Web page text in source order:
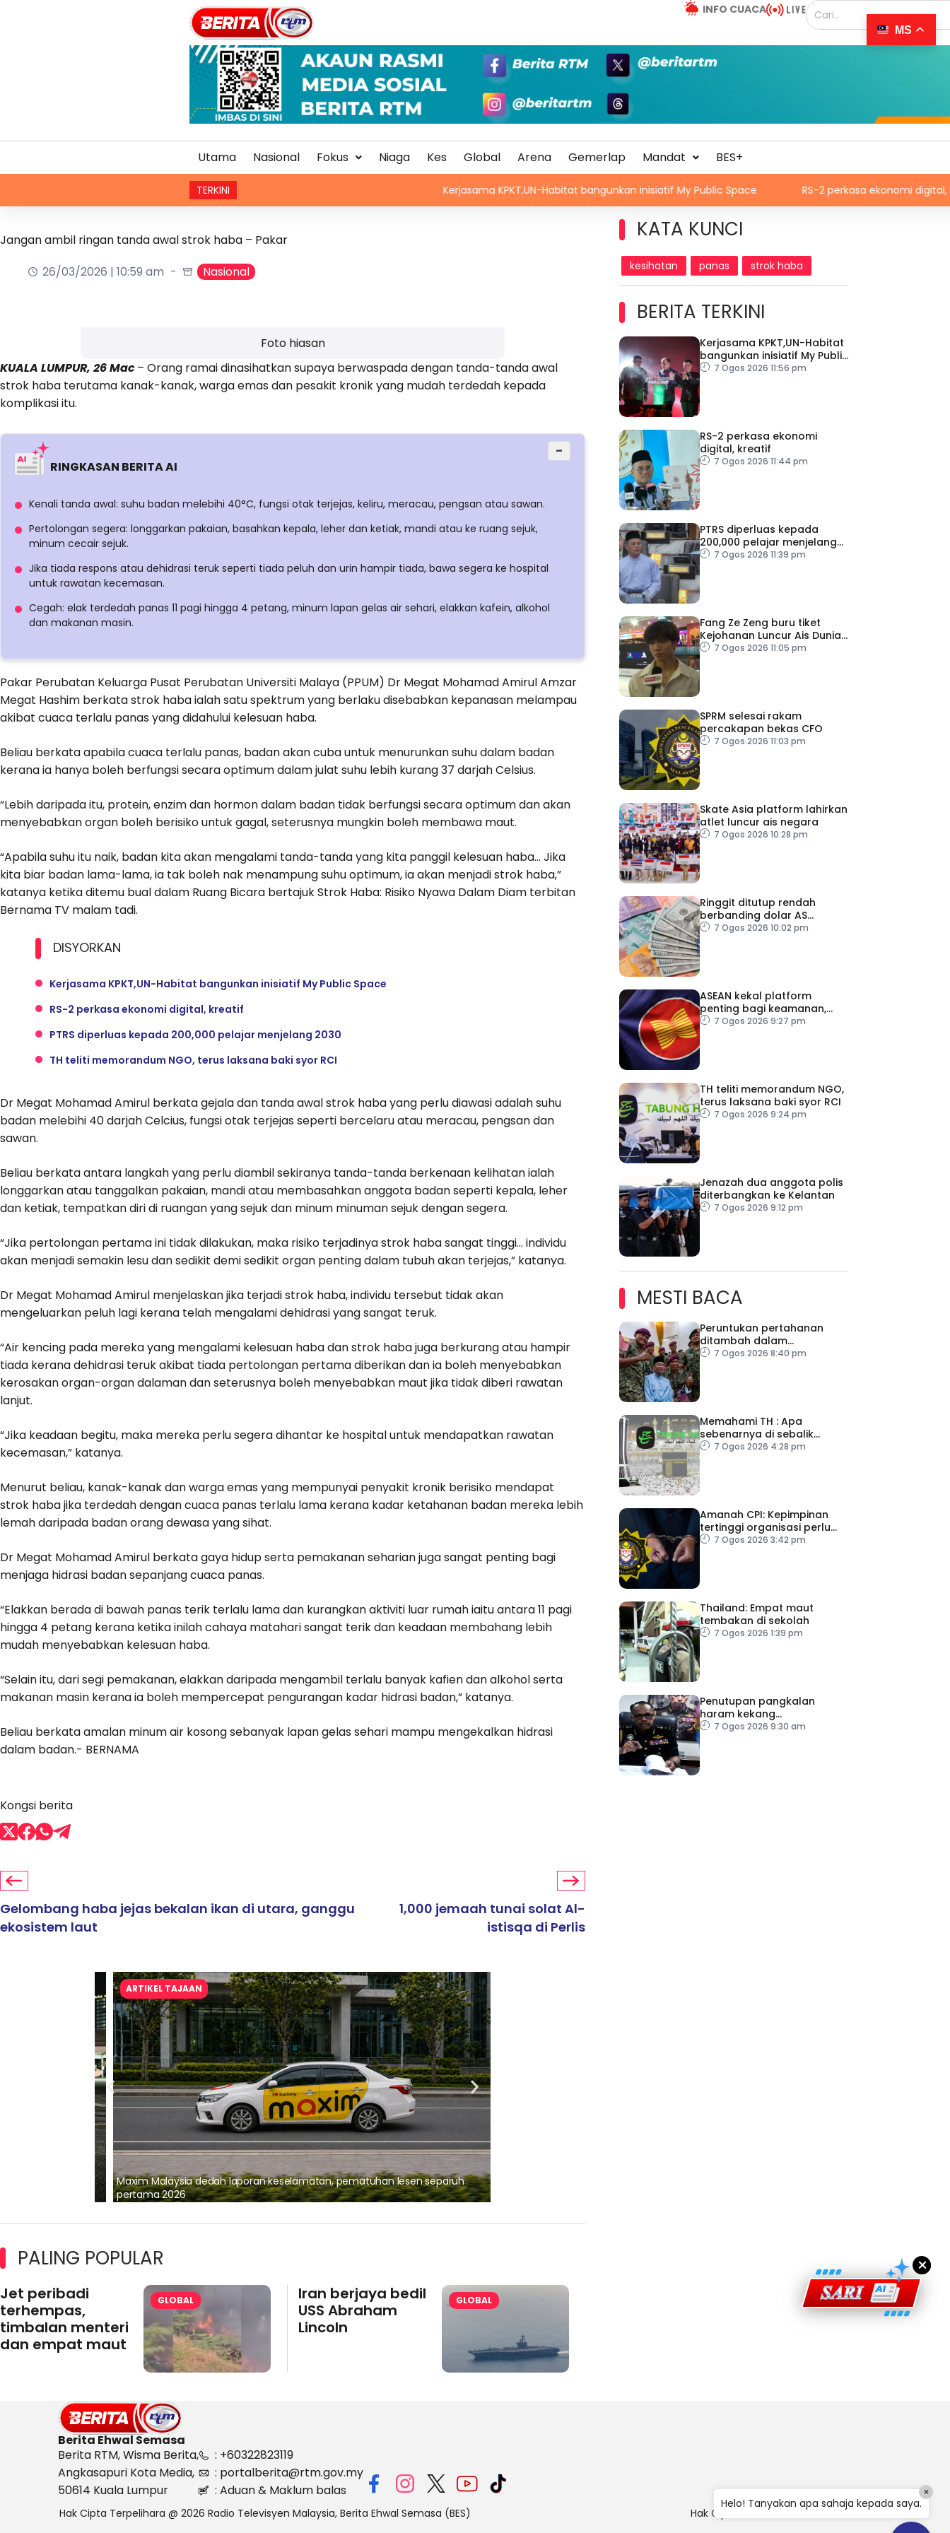
INFO CUACA
Utama Nasional Fokus Niaga Kes Global Arena Gemerlap Mandat BES+
TERKINI Kerjasama KPKT,UN-Habitat bangunkan inisiatif My Public Space RS-2 perkasa ekonomi digital, kreatif
Jangan ambil ringan tanda awal strok haba – Pakar
26/03/2026 | 10:59 am
Nasional
Foto hiasan
KUALA LUMPUR, 26 Mac– Orang ramai dinasihatkan supaya berwaspada dengan tanda-tanda awal
strok haba terutama kanak-kanak, warga emas dan pesakit kronik yang mudah terdedah kepada
komplikasi itu.
RINGKASAN BERITA AI
−
Kenali tanda awal: suhu badan melebihi 40°C, fungsi otak terjejas, keliru, meracau, pengsan atau sawan.
Pertolongan segera: longgarkan pakaian, basahkan kepala, leher dan ketiak, mandi atau ke ruang sejuk,
minum cecair sejuk.
Jika tiada respons atau dehidrasi teruk seperti tiada peluh dan urin hampir tiada, bawa segera ke hospital
untuk rawatan kecemasan.
Cegah: elak terdedah panas 11 pagi hingga 4 petang, minum lapan gelas air sehari, elakkan kafein, alkohol
dan makanan masin.
Pakar Perubatan Keluarga Pusat Perubatan Universiti Malaya (PPUM) Dr Megat Mohamad Amirul Amzar
Megat Hashim berkata strok haba ialah satu spektrum yang berlaku disebabkan kepanasan melampau
akibat cuaca terlalu panas yang didahului kelesuan haba.
Beliau berkata apabila cuaca terlalu panas, badan akan cuba untuk menurunkan suhu dalam badan
kerana ia hanya boleh berfungsi secara optimum dalam julat suhu lebih kurang 37 darjah Celsius.
“Lebih daripada itu, protein, enzim dan hormon dalam badan tidak berfungsi secara optimum dan akan
menyebabkan organ boleh berisiko untuk gagal, seterusnya mungkin boleh membawa maut.
“Apabila suhu itu naik, badan kita akan mengalami tanda-tanda yang kita panggil kelesuan haba… Jika
kita biar badan lama-lama, ia tak boleh nak menampung suhu optimum, ia akan menjadi strok haba,”
katanya ketika ditemu bual dalam Ruang Bicara bertajuk Strok Haba: Risiko Nyawa Dalam Diam terbitan
Bernama TV malam tadi.
DISYORKAN
Kerjasama KPKT,UN-Habitat bangunkan inisiatif My Public Space
RS-2 perkasa ekonomi digital, kreatif
PTRS diperluas kepada 200,000 pelajar menjelang 2030
TH teliti memorandum NGO, terus laksana baki syor RCI
Dr Megat Mohamad Amirul berkata gejala dan tanda awal strok haba yang perlu diawasi adalah suhu
badan melebihi 40 darjah Celcius, fungsi otak terjejas seperti bercelaru atau meracau, pengsan dan
sawan.
Beliau berkata antara langkah yang perlu diambil sekiranya tanda-tanda berkenaan kelihatan ialah
longgarkan atau tanggalkan pakaian, mandi atau membasahkan anggota badan seperti kepala, leher
dan ketiak, tempatkan diri di ruangan yang sejuk dan minum minuman sejuk dengan segera.
“Jika pertolongan pertama ini tidak dilakukan, maka risiko terjadinya strok haba sangat tinggi… individu
akan menjadi semakin lesu dan sedikit demi sedikit organ penting dalam tubuh akan terjejas,” katanya.
Dr Megat Mohamad Amirul menjelaskan jika terjadi strok haba, individu tersebut tidak akan
mengeluarkan peluh lagi kerana telah mengalami dehidrasi yang sangat teruk.
“Air kencing pada mereka yang mengalami kelesuan haba dan strok haba juga berkurang atau hampir
tiada kerana dehidrasi teruk akibat tiada pertolongan pertama diberikan dan ia boleh menyebabkan
kerosakan organ-organ dalaman dan seterusnya boleh menyebabkan maut jika tidak diberi rawatan
lanjut.
“Jika keadaan begitu, maka mereka perlu segera dihantar ke hospital untuk mendapatkan rawatan
kecemasan,” katanya.
Menurut beliau, kanak-kanak dan warga emas yang mempunyai penyakit kronik berisiko mendapat
strok haba jika terdedah dengan cuaca panas terlalu lama kerana kadar ketahanan badan mereka lebih
lemah daripada badan orang dewasa yang sihat.
Dr Megat Mohamad Amirul berkata gaya hidup serta pemakanan seharian juga sangat penting bagi
menjaga hidrasi badan sepanjang cuaca panas.
“Elakkan berada di bawah panas terik terlalu lama dan kurangkan aktiviti luar rumah iaitu antara 11 pagi
hingga 4 petang kerana ketika inilah cahaya matahari sangat terik dan keadaan membahang lebih
mudah menyebabkan kelesuan haba.
“Selain itu, dari segi pemakanan, elakkan daripada mengambil terlalu banyak kafien dan alkohol serta
makanan masin kerana ia boleh mempercepat pengurangan kadar hidrasi badan,” katanya.
Beliau berkata amalan minum air kosong sebanyak lapan gelas sehari mampu mengekalkan hidrasi
dalam badan.- BERNAMA
Kongsi berita
Gelombang haba jejas bekalan ikan di utara, ganggu
ekosistem laut
1,000 jemaah tunai solat Al-
istisqa di Perlis
ARTIKEL TAJAAN
Maxim Malaysia dedah laporan keselamatan, pematuhan lesen separuh
pertama 2026
PALING POPULAR
Jet peribadi
terhempas,
timbalan menteri
dan empat maut
GLOBAL
Iran berjaya bedil
USS Abraham
Lincoln
GLOBAL
KATA KUNCI
kesihatan panas strok haba
BERITA TERKINI
Kerjasama KPKT,UN-Habitat
bangunkan inisiatif My Public
Space7 Ogos 2026 11:56 pm
RS-2 perkasa ekonomi
digital, kreatif
7 Ogos 2026 11:44 pm
PTRS diperluas kepada
200,000 pelajar menjelang
20307 Ogos 2026 11:39 pm
Fang Ze Zeng buru tiket
Kejohanan Luncur Ais Dunia
20277 Ogos 2026 11:05 pm
SPRM selesai rakam
percakapan bekas CFO
7 Ogos 2026 11:03 pm
Skate Asia platform lahirkan
atlet luncur ais negara
7 Ogos 2026 10:28 pm
Ringgit ditutup rendah
berbanding dolar AS
menjelang pengumuman
7 Ogos 2026 10:02 pm
ASEAN kekal platform
penting bagi keamanan,
kestabilan serantau –
7 Ogos 2026 9:27 pm
TH teliti memorandum NGO,
terus laksana baki syor RCI
7 Ogos 2026 9:24 pm
Jenazah dua anggota polis
diterbangkan ke Kelantan
7 Ogos 2026 9:12 pm
MESTI BACA
Peruntukan pertahanan
ditambah dalam
Belanjawan 2027
7 Ogos 2026 8:40 pm
Memahami TH : Apa
sebenarnya di sebalik
angka
7 Ogos 2026 4:28 pm
Amanah CPI: Kepimpinan
tertinggi organisasi perlu
pacu reformasi radikal
7 Ogos 2026 3:42 pm
Thailand: Empat maut
tembakan di sekolah
7 Ogos 2026 1:39 pm
Penutupan pangkalan
haram kekang
penyeludupan di Kelantan
7 Ogos 2026 9:30 am
×
Berita Ehwal Semasa
Berita RTM, Wisma Berita,
Angkasapuri Kota Media,
50614 Kuala Lumpur
: +60322823119
: portalberita@rtm.gov.my
: Aduan & Maklum balas
Hak Cipta Terpelihara @ 2026 Radio Televisyen Malaysia, Berita Ehwal Semasa (BES) Hak Cipta Penafian Polisi Keselamatan
MS
Helo! Tanyakan apa sahaja kepada saya.
×